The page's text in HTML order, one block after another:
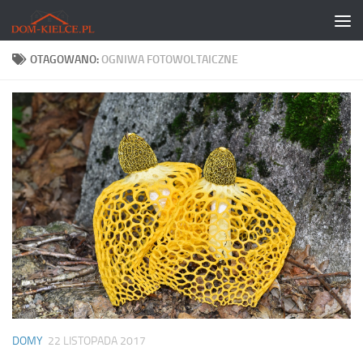
Skip to content
OTAGOWANO:OGNIWA FOTOWOLTAICZNE
DOMY 22 LISTOPADA 2017